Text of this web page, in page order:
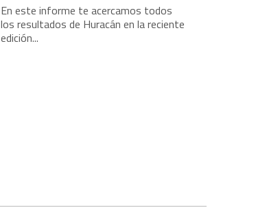
En este informe te acercamos todos
los resultados de Huracán en la reciente
edición...